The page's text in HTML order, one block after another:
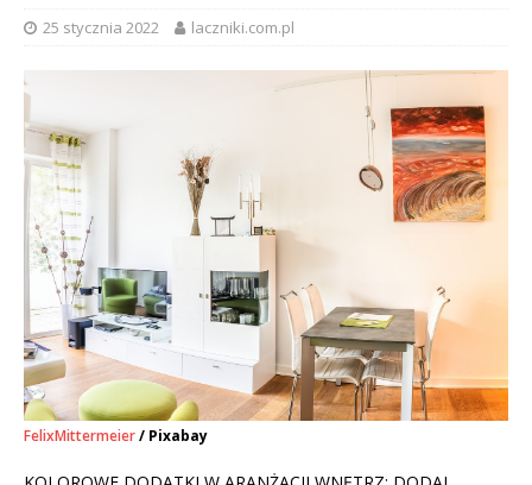
25 stycznia 2022 laczniki.com.pl
FelixMittermeier/ Pixabay